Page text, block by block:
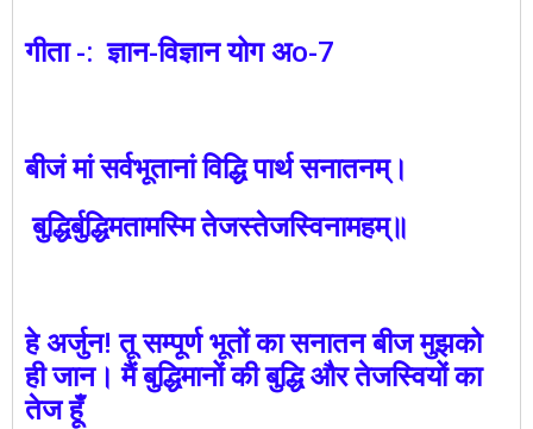
गीता -: ज्ञान-विज्ञान योग अo-7
बीजं मां सर्वभूतानां विद्धि पार्थ सनातनम्‌।
बुद्धिर्बुद्धिमतामस्मि तेजस्तेजस्विनामहम्‌॥
हे अर्जुन! तू सम्पूर्ण भूतों का सनातन बीज मुझको
ही जान। मैं बुद्धिमानों की बुद्धि और तेजस्वियों का
तेज हूँ